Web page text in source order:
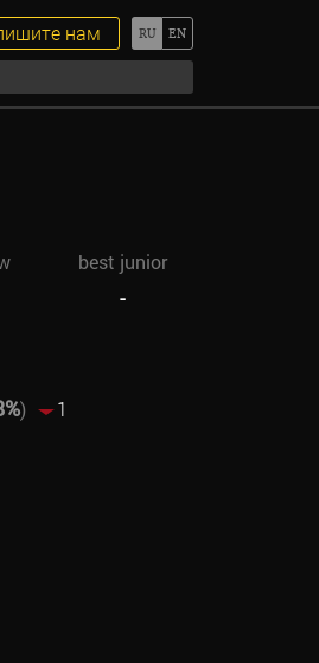
нам
best junior
-
)
1